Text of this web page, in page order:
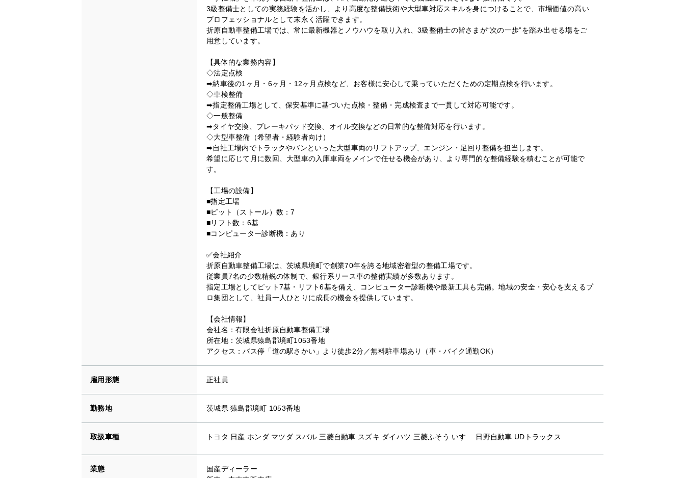
3級整備士としての実務経験を活かし、より高度な整備技術や大型車対応スキルを身につけることで、市場価値の高い
プロフェッショナルとして末永く活躍できます。
折原自動車整備工場では、常に最新機器とノウハウを取り入れ、3級整備士の皆さまが“次の一歩”を踏み出せる場をご
用意しています。
【具体的な業務内容】
◇法定点検
➡納車後の1ヶ月・6ヶ月・12ヶ月点検など、お客様に安心して乗っていただくための定期点検を行います。
◇車検整備
➡指定整備工場として、保安基準に基づいた点検・整備・完成検査まで一貫して対応可能です。
◇一般整備
➡タイヤ交換、ブレーキパッド交換、オイル交換などの日常的な整備対応を行います。
◇大型車整備（希望者・経験者向け）
➡自社工場内でトラックやバンといった大型車両のリフトアップ、エンジン・足回り整備を担当します。
希望に応じて月に数回、大型車の入庫車両をメインで任せる機会があり、より専門的な整備経験を積むことが可能で
す。
【工場の設備】
■指定工場
■ピット（ストール）数：7
■リフト数：6基
■コンピューター診断機：あり
✅会社紹介
折原自動車整備工場は、茨城県境町で創業70年を誇る地域密着型の整備工場です。
従業員7名の少数精鋭の体制で、銀行系リース車の整備実績が多数あります。
指定工場としてピット7基・リフト6基を備え、コンピューター診断機や最新工具も完備。地域の安全・安心を支えるプ
ロ集団として、社員一人ひとりに成長の機会を提供しています。
【会社情報】
会社名：有限会社折原自動車整備工場
所在地：茨城県猿島郡境町1053番地
アクセス：バス停「道の駅さかい」より徒歩2分／無料駐車場あり（車・バイク通勤OK）
雇用形態 正社員
勤務地 茨城県 猿島郡境町 1053番地
取扱車種 トヨタ 日産 ホンダ マツダ スバル 三菱自動車 スズキ ダイハツ 三菱ふそう いすゞ 日野自動車 UDトラックス
業態
国産ディーラー